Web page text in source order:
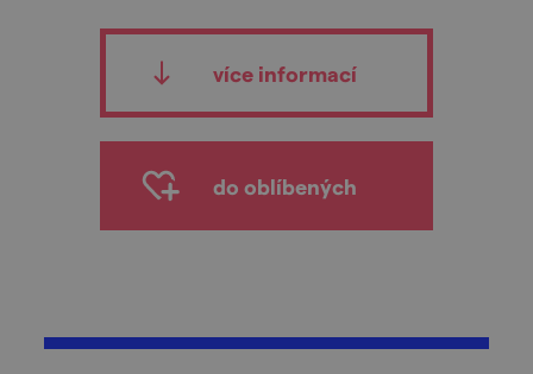
více informací
do oblíbených